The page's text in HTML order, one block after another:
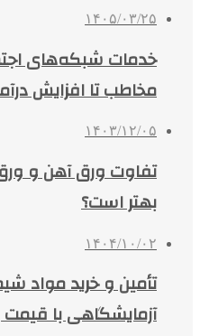
۱۴۰۵/۰۳/۲۵
مخاطب تا افزایش
۱۴۰۳/۱۲/۰۵
تفاوت ورق آهن و
بهتر است؟
۱۴۰۴/۱۰/۰۲
تأمین و خرید مواد
آزمایشگاهی با